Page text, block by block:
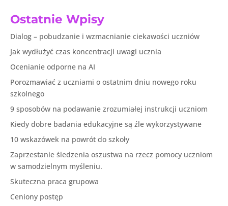
Ostatnie Wpisy
Dialog – pobudzanie i wzmacnianie ciekawości uczniów
Jak wydłużyć czas koncentracji uwagi ucznia
Ocenianie odporne na AI
Porozmawiać z uczniami o ostatnim dniu nowego roku
szkolnego
9 sposobów na podawanie zrozumiałej instrukcji uczniom
Kiedy dobre badania edukacyjne są źle wykorzystywane
10 wskazówek na powrót do szkoły
Zaprzestanie śledzenia oszustwa na rzecz pomocy uczniom
w samodzielnym myśleniu.
Skuteczna praca grupowa
Ceniony postęp